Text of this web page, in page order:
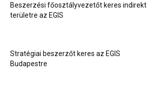
Beszerzési főosztályvezetőt keres indirekt
területre az EGIS
Stratégiai beszerzőt keres az EGIS
Budapestre